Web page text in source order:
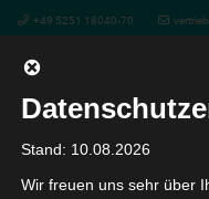
+49 5251 18040-70
Stand: 10.08.2026
Wir freuen uns sehr über